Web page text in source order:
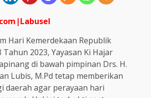
Hari Kemerdekaan Republik
Tahun 2023, Yayasan Ki Hajar
di bawah pimpinan Drs. H.
Lubis, M.Pd tetap memberikan
daerah agar perayaan hari